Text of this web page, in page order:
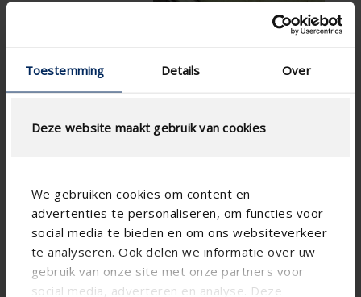
Toestemming Details Over
Deze website maakt gebruik van cookies
We gebruiken cookies om content en
advertenties te personaliseren, om functies voor
social media te bieden en om ons websiteverkeer
te analyseren. Ook delen we informatie over uw
gebruik van onze site met onze partners voor
social media, adverteren en analyse. Deze